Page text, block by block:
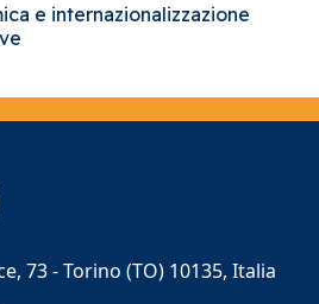
e internazionalizzazione
73 - Torino (TO) 10135, Italia